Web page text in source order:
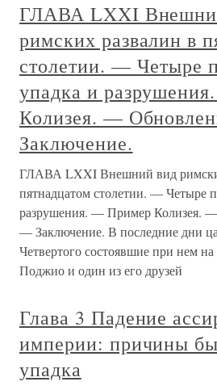
ГЛАВА LXXI
римских развалин в
столетии. — Четыре
упадка и
Колизея. —
Заключение.
ГЛАВА LXXI Внешний вид
пятнадцатом столетии. — Четыре
разрушения. — Пример Колизея.
— Заключение. В последние дни
Четвертого состоявшие при нем
Поджио и один из его друзей
Глава 3 Падение
империи: причины
упадка